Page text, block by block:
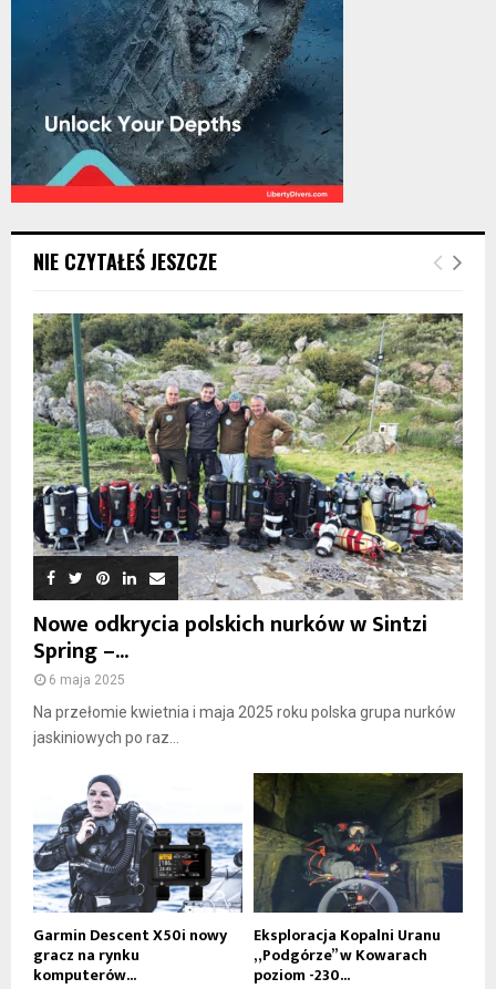
NIE CZYTAŁEŚ JESZCZE
Nowe odkrycia polskich nurków w Sintzi
Spring –...
6 maja 2025
Na przełomie kwietnia i maja 2025 roku polska grupa nurków
jaskiniowych po raz...
Garmin Descent X50i nowy
gracz na rynku
komputerów...
Eksploracja Kopalni Uranu
„Podgórze” w Kowarach
poziom -230...